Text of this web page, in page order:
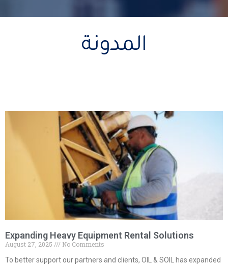
المدونة
Expanding Heavy Equipment Rental Solutions
August 27, 2025
No Comments
To better support our partners and clients, OIL & SOIL has expanded